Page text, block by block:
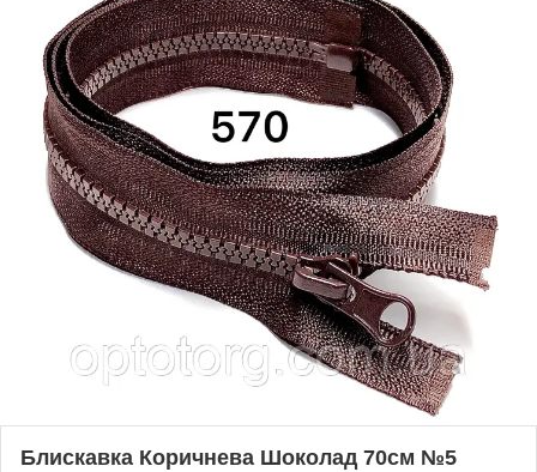
Блискавка Коричнева Шоколад 70см №5